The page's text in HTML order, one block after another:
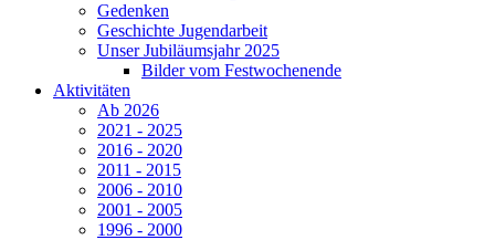
Gedenken
Geschichte Jugendarbeit
Unser Jubiläumsjahr 2025
Bilder vom Festwochenende
Aktivitäten
Ab 2026
2021 - 2025
2016 - 2020
2011 - 2015
2006 - 2010
2001 - 2005
1996 - 2000